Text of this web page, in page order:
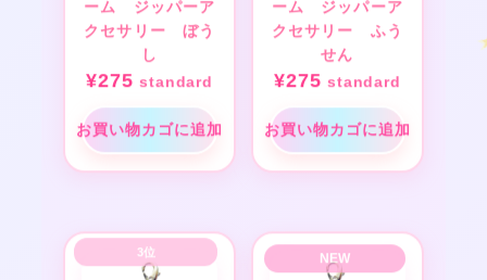
ーム ジッパーア
クセサリー ぼう
し
¥275 standard
お買い物カゴに追加
ーム ジッパーア
クセサリー ふう
せん
¥275 standard
お買い物カゴに追加